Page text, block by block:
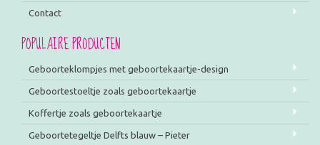
Contact
POPULAIRE PRODUCTEN
Geboorteklompjes met geboortekaartje-design
Geboortestoeltje zoals geboortekaartje
Koffertje zoals geboortekaartje
Geboortetegeltje Delfts blauw – Pieter